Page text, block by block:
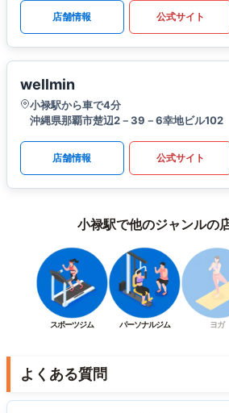
店舗情報 公式サイト
wellmin
小禄駅から車で4分
沖縄県那覇市楚辺2－39－6幸地ビル102
店舗情報 公式サイト
小禄駅で他のジャンルの
スポーツジム パーソナルジム ヨガ
よくある質問